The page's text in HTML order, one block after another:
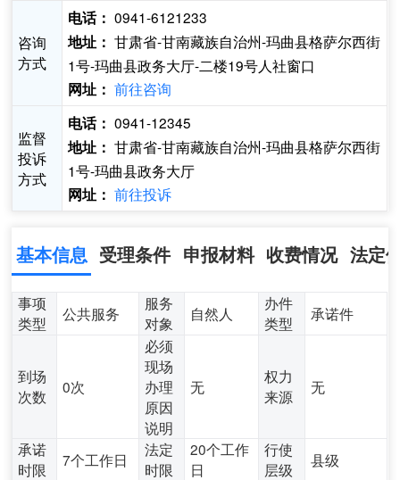
咨询
方式
电话： 0941-6121233
地址： 甘肃省-甘南藏族自治州-玛曲县格萨尔西街
1号-玛曲县政务大厅-二楼19号人社窗口
网址： 前往咨询
监督
投诉
方式
电话： 0941-12345
地址： 甘肃省-甘南藏族自治州-玛曲县格萨尔西街
1号-玛曲县政务大厅
网址： 前往投诉
基本信息 受理条件 申报材料 收费情况 法定
事项
类型
公共服务
服务
对象
自然人
办件
类型
承诺件
到场
次数
0次
必须
现场
办理
原因
说明
无
权力
来源
无
承诺
时限
7个工作日
法定
时限
20个工作
日
行使
层级
县级